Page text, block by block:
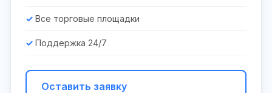
Все торговые площадки
Поддержка 24/7
Оставить заявку